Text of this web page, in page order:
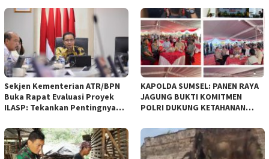
empat Rancangan Peraturan
Daerah (Raperda) yang
diajukan Pemerintah Kota
Bandung
Sekjen Kementerian ATR/BPN
Buka Rapat Evaluasi Proyek
ILASP: Tekankan Pentingnya
Anggaran
KAPOLDA SUMSEL: PANEN RAYA
JAGUNG BUKTI KOMITMEN
POLRI DUKUNG KETAHANAN